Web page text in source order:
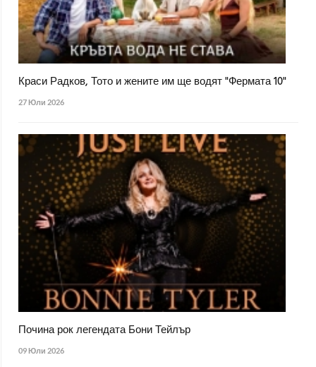
Краси Радков, Тото и жените им ще водят "Фермата 10"
27 Юли 2026
Почина рок легендата Бони Тейлър
09 Юли 2026